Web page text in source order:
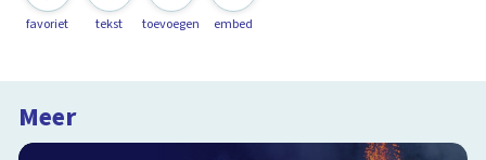
favoriet tekst toevoegen embed
Meer